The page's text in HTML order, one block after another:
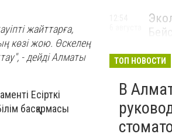
жайттарға,
көзі жою. Өскелең
- дейді Алматы
Есірткі
басқармасы
ТОП НОВОСТИ
В